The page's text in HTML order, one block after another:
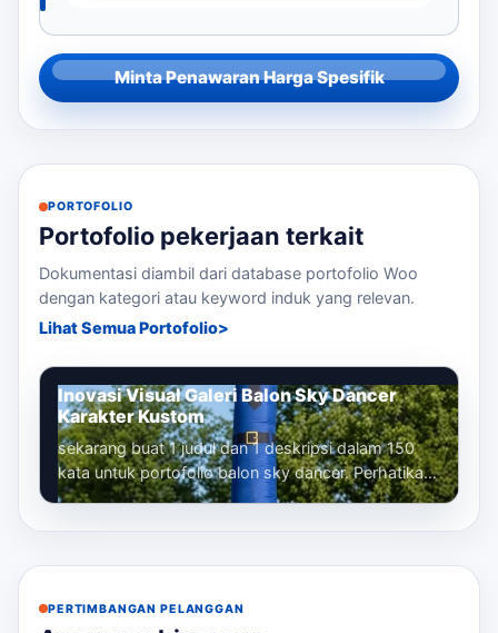
Minta Penawaran Harga Spesifik
PORTOFOLIO
Portofolio pekerjaan terkait
Dokumentasi diambil dari database portofolio Woo
dengan kategori atau keyword induk yang relevan.
Lihat Semua Portofolio
Inovasi Visual Galeri Balon Sky Dancer
Karakter Kustom
sekarang buat 1 judul dan 1 deskripsi dalam 150
kata untuk portofolio balon sky dancer. Perhatikan
bahwa kita sudah membuat banyak...
PERTIMBANGAN PELANGGAN